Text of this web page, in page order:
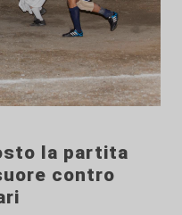
la partita
contro